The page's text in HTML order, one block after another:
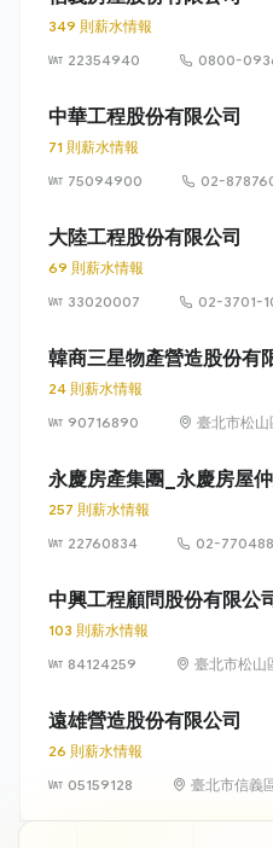
349 則薪水情報
22354940
0800-
中華工程股份有限公司
71 則薪水情報
75094900
02-
大陸工程股份有限公司
69 則薪水情報
33020007
02-3701-
韓商三星物產營造股份有
24 則薪水情報
90716890
臺北市松山
永慶房產集團_永慶房屋
257 則薪水情報
22760834
02-
中興工程顧問股份有限公
103 則薪水情報
84124259
臺北市松山
遠雄營造股份有限公司
26 則薪水情報
05159128
臺北市信義